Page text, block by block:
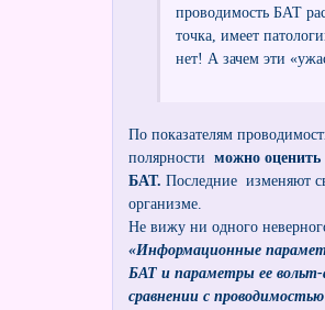
проводимость БАТ
точка, имеет
нет! А зачем эти
По показателям
полярностиможно
БАТ. Последние изменяют
организме.
Не вижу ни одного
«Информационные
БАТ и параметры ее
сравнении с